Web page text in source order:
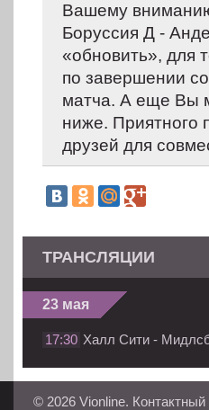
Вашему
Боруссия Д -
«обновить», для
по завершении
матча. А еще Вы
ниже. Приятного
друзей для
ТРАНСЛЯЦИИ
23 мая
17:30 Халл Сити -
© 2026 Vionline. Контактный